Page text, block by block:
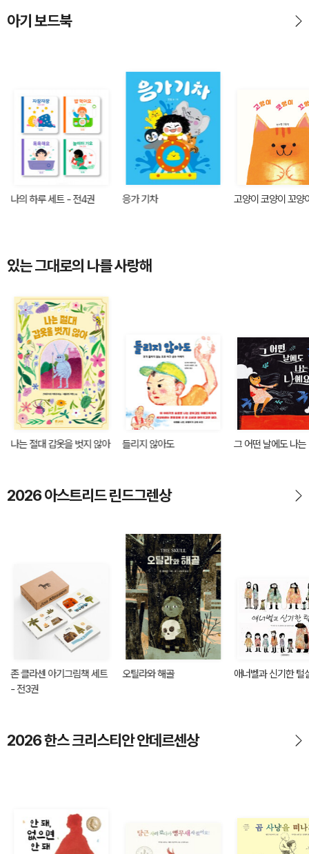
아기 보드북
나의 하루 세트 - 전4권 응가 기차 고양이 코양이 꼬양
있는 그대로의 나를 사랑해
나는 절대 갑옷을 벗지 않아 들리지 않아도 그 어떤 날에도 나는
2026 아스트리드 린드그렌상
존 클라센 아기그림책 세트
- 전3권
오틸라와 해골 애너벨과 신기한 털
2026 한스 크리스티안 안데르센상